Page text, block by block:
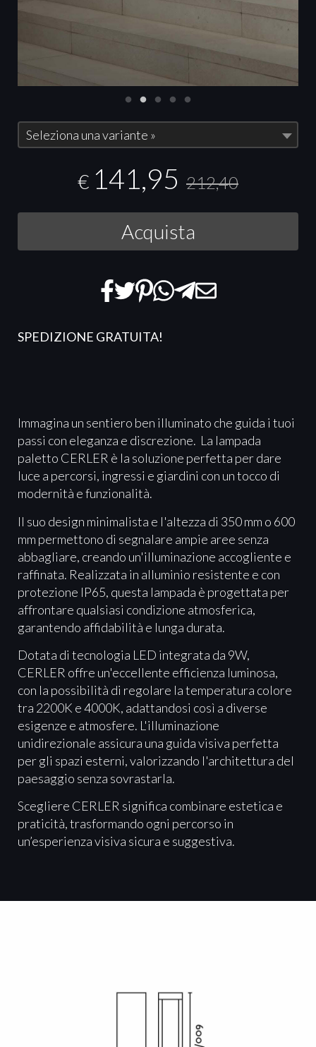
Seleziona una variante »
€ 141,95 212,40
Acquista
SPEDIZIONE GRATUITA!
Immagina un sentiero ben illuminato che guida i tuoi
passi con eleganza e discrezione. La lampada
paletto CERLER è la soluzione perfetta per dare
luce a percorsi, ingressi e giardini con un tocco di
modernità e funzionalità.
Il suo design minimalista e l'altezza di 350 mm o 600
mm permettono di segnalare ampie aree senza
abbagliare, creando un'illuminazione accogliente e
raffinata. Realizzata in alluminio resistente e con
protezione IP65, questa lampada è progettata per
affrontare qualsiasi condizione atmosferica,
garantendo affidabilità e lunga durata.
Dotata di tecnologia LED integrata da 9W,
CERLER offre un'eccellente efficienza luminosa,
con la possibilità di regolare la temperatura colore
tra 2200K e 4000K, adattandosi così a diverse
esigenze e atmosfere. L'illuminazione
unidirezionale assicura una guida visiva perfetta
per gli spazi esterni, valorizzando l'architettura del
paesaggio senza sovrastarla.
Scegliere CERLER significa combinare estetica e
praticità, trasformando ogni percorso in
un’esperienza visiva sicura e suggestiva.